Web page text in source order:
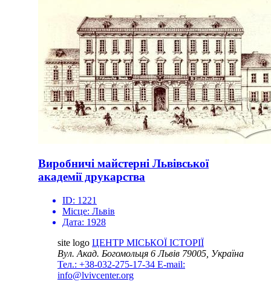
Виробничі майстерні Львівської
академії друкарства
ID: 1221
Місце: Львів
Дата: 1928
site logo ЦЕНТР МІСЬКОЇ ІСТОРІЇ
Вул. Акад. Богомольця 6Львів 79005, Україна
Тел.: +38-032-275-17-34 E-mail:
info@lvivcenter.org